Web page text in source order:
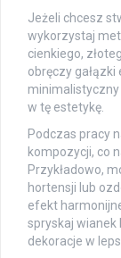
Jeżeli chcesz
wykorzystaj
cienkiego,
obręczy
minimalistyczny
w tę estetykę.
Podczas pracy
kompozycji, co
Przykładowo,
hortensji lub
efekt
spryskaj wianek
dekoracje w